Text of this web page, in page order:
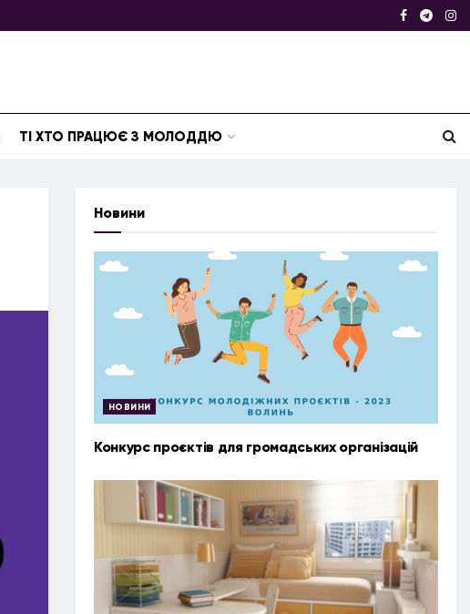
ТІ ХТО ПРАЦЮЄ З МОЛОДДЮ
Новини
НОВИНИ
Конкурс проєктів для громадських організацій